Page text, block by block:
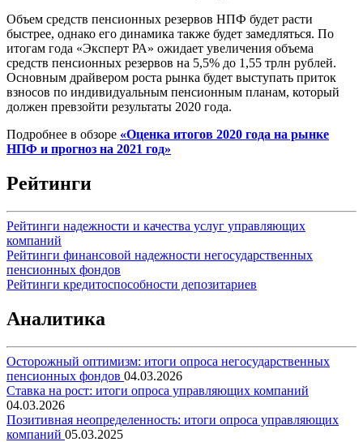
Объем средств пенсионных резервов НПФ будет расти
быстрее, однако его динамика также будет замедляться. По
итогам года «Эксперт РА» ожидает увеличения объема
средств пенсионных резервов на 5,5% до 1,55 трлн рублей.
Основным драйвером роста рынка будет выступать приток
взносов по индивидуальным пенсионным планам, который
должен превзойти результаты 2020 года.
Подробнее в обзоре «Оценка итогов 2020 года на рынке
НПФ и прогноз на 2021 год»
Рейтинги
Рейтинги надежности и качества услуг управляющих
компаний
Рейтинги финансовой надежности негосударственных
пенсионных фондов
Рейтинги кредитоспособности депозитариев
Аналитика
Осторожный оптимизм: итоги опроса негосударственных
пенсионных фондов 04.03.2026
Ставка на рост: итоги опроса управляющих компаний
04.03.2026
Позитивная неопределенность: итоги опроса управляющих
компаний 05.03.2025